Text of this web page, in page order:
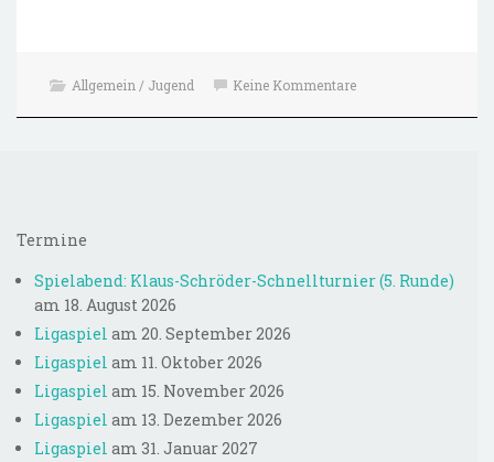
Allgemein / Jugend Keine Kommentare
Termine
Spielabend: Klaus-Schröder-Schnellturnier (5. Runde)
am 18. August 2026
Ligaspiel am 20. September 2026
Ligaspiel am 11. Oktober 2026
Ligaspiel am 15. November 2026
Ligaspiel am 13. Dezember 2026
Ligaspiel am 31. Januar 2027